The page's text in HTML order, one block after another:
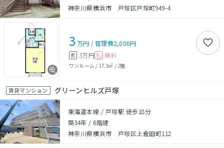
神奈川県横浜市 戸塚区戸塚町949-4
3 万円 /管理費2,000円
敷 3万円 礼 無料
ワンルーム / 17.3㎡ / 2階
賃貸マンション グリーンヒルズ戸塚
東海道本線 / 戸塚駅 徒歩18分
築34年 / 6階建
神奈川県横浜市 戸塚区上倉田町112